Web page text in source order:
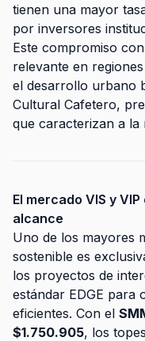
tienen una mayor
por inversores
Este compromiso
relevante en
el desarrollo urbano
Cultural Cafetero,
que caracterizan a la
El mercado VIS y
alcance
Uno de los mayores
sostenible es
los proyectos de
estándar EDGE para
eficientes. Con el
$1.750.905, los